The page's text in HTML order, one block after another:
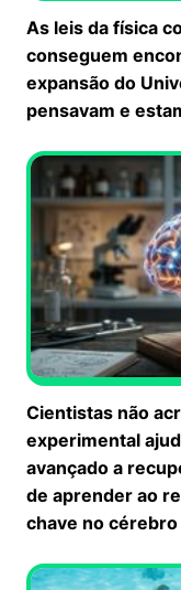
As leis da física
conseguem
expansão do
pensavam e
Cientistas não
experimental
avançado a
de aprender ao
chave no cérebro